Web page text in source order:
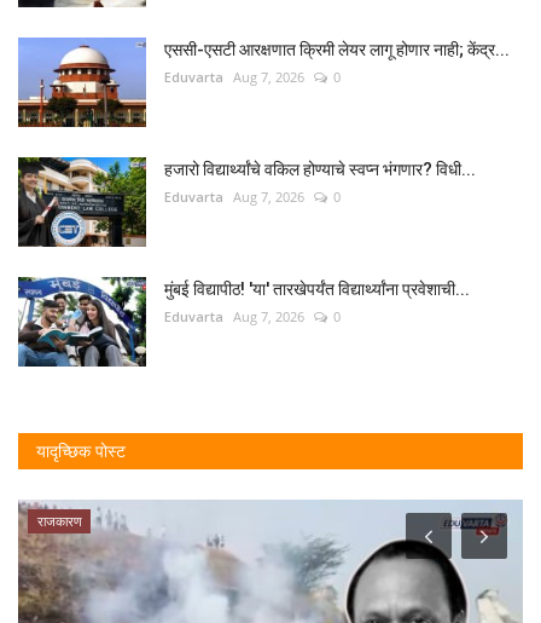
एससी-एसटी आरक्षणात क्रिमी लेयर लागू होणार नाही; केंद्र...
Eduvarta Aug 7, 2026 0
हजारो विद्यार्थ्यांचे वकिल होण्याचे स्वप्न भंगणार? विधी...
Eduvarta Aug 7, 2026 0
मुंबई विद्यापीठ! 'या' तारखेपर्यंत विद्यार्थ्यांना प्रवेशाची...
Eduvarta Aug 7, 2026 0
यादृच्छिक पोस्ट
राजकारण